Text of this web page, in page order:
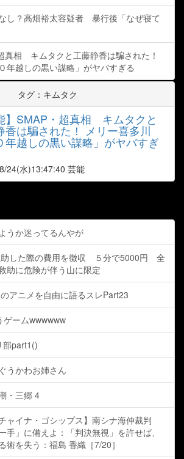
し？高畑裕太容疑者 暴行後「なぜ寝て
真相 キムタクと工藤静香は騙された！
年越しの黒い謀略」がヤバすぎる
タグ：キムタク
】SMAP・超真相 キムタクと
香は騙された！ メリー喜多川
年越しの黒い謀略」がヤバすぎ
24(水)13:47:40 芸能
うか迷ってるんやが
助した際の費用を徴収 ５分で5000円 全
に危険が伴う山に限定
アニメを自由に語るスレPart23
ゲームwwwwww
部part1()
うかわお姉さん
・三郷 4
ャイナ・ゴシップス】南シナ海仲裁判
手」に備えよ：「判決無視」を許せば、
術を失う：福島 香織［7/20］